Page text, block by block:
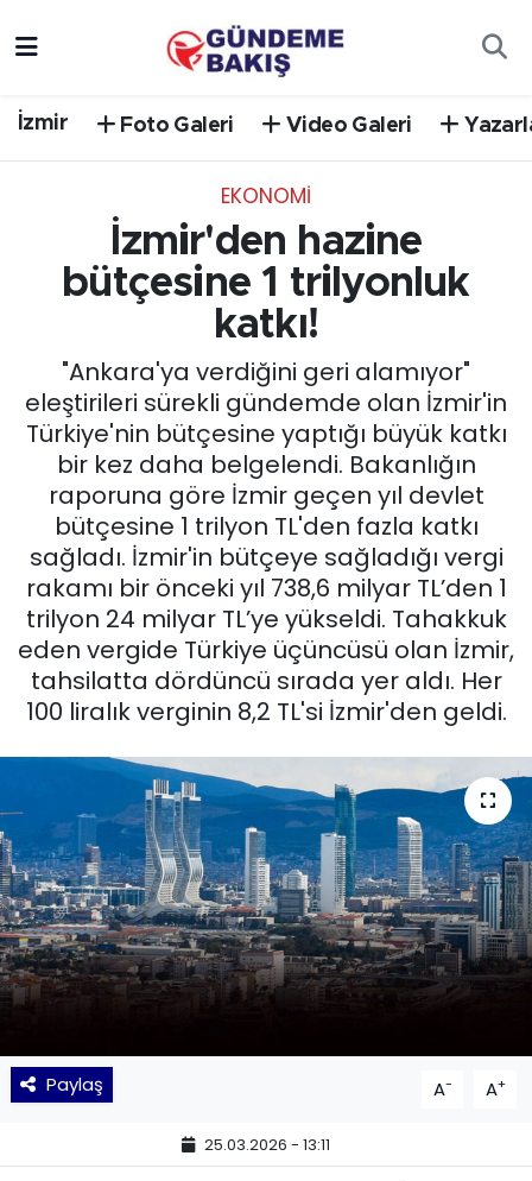
İzmir Foto Galeri Video Galeri
EKONOMİ
İzmir'den hazine
bütçesine 1 trilyonluk
katkı!
"Ankara'ya verdiğini geri alamıyor"
eleştirileri sürekli gündemde olan İzmir'in
Türkiye'nin bütçesine yaptığı büyük katkı
bir kez daha belgelendi. Bakanlığın
raporuna göre İzmir geçen yıl devlet
bütçesine 1 trilyon TL'den fazla katkı
sağladı. İzmir'in bütçeye sağladığı vergi
rakamı bir önceki yıl 738,6 milyar TL’den 1
trilyon 24 milyar TL’ye yükseldi. Tahakkuk
eden vergide Türkiye üçüncüsü olan İzmir,
tahsilatta dördüncü sırada yer aldı. Her
100 liralık verginin 8,2 TL'si İzmir'den geldi.
Paylaş A- A+
25.03.2026 - 13:11
DÜNYA
EGE
EKONOMİ
English News
GÜNCEL
KÜLTÜR SANAT
MAGAZİN
POLİTİKA
SAĞLIK
Siyaset
SPOR
TEKNOLOJİ
Yaşam
YEREL POLİTİKA
Trafik Durumu
Süper Lig Puan Durumu ve Fikstür
Tüm Manşetler
Son Dakika Haberleri
Haber Arşivi